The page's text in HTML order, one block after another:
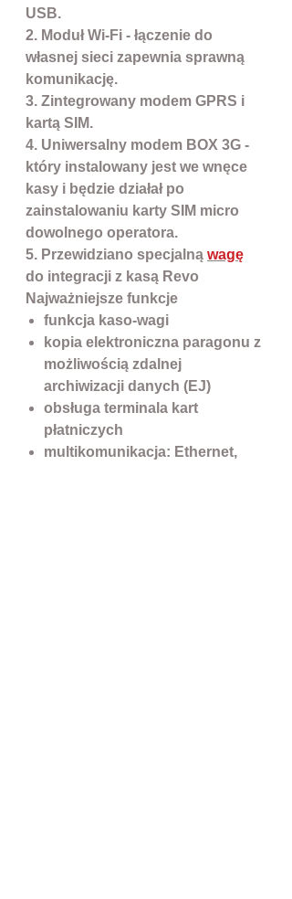
USB.
2. Moduł Wi-Fi - łączenie do
własnej sieci zapewnia sprawną
komunikację.
3. Zintegrowany modem GPRS i
kartą SIM.
4. Uniwersalny modem BOX 3G -
który instalowany jest we wnęce
kasy i będzie działał po
zainstalowaniu karty SIM micro
dowolnego operatora.
5. Przewidziano specjalną wagę
do integracji z kasą Revo
Najważniejsze funkcje
funkcja kaso-wagi
kopia elektroniczna paragonu z
możliwością zdalnej
archiwizacji danych (EJ)
obsługa terminala kart
płatniczych
multikomunikacja: Ethernet,